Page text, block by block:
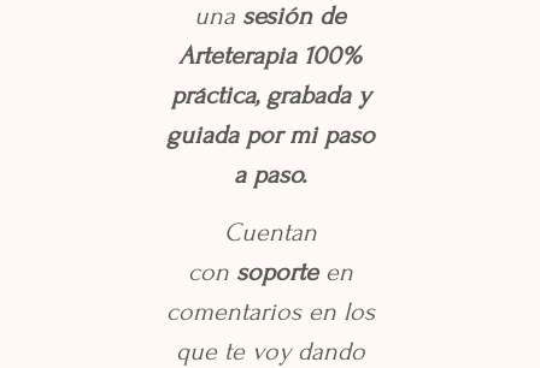
una sesión de
Arteterapia 100%
práctica, grabada y
guiada por mi paso
a paso.
Cuentan
con soporteen
comentarios en los
que te voy dando